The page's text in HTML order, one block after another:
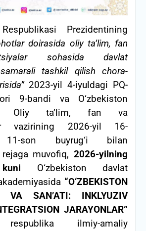
Prezidentining
doirasida oliy ta’lim, fan
sohasida davlat
tashkil qilish chora-
2023-yil 4-iyuldagi PQ-
9-bandi va О‘zbekiston
Oliy ta’lim, fan va
vazirining 2026-yil 16-
11-son buyrug‘i bilan
rejaga muvofiq,2026-yilning
О‘zbekiston davlat
“О‘ZBEKISTON
VA SAN’ATI: INKLYUZIV
JARAYONLAR”
respublika ilmiy-amaliy